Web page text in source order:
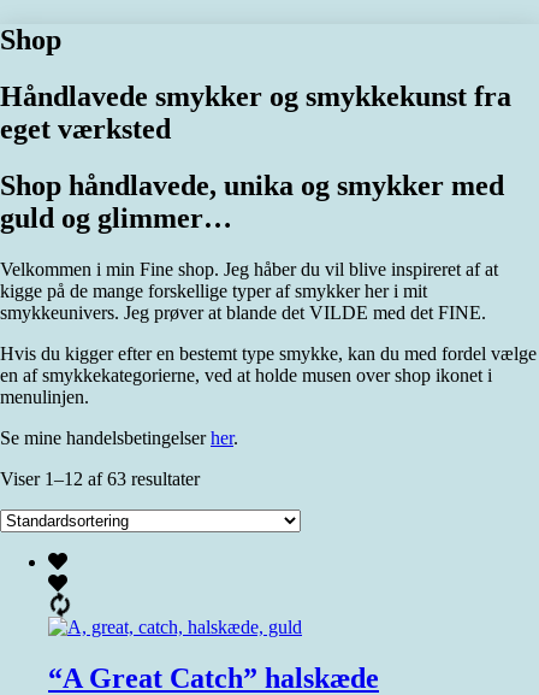
Shop
Håndlavede smykker og smykkekunst fra
eget værksted
Shop håndlavede, unika og smykker med
guld og glimmer…
Velkommen i min Fine shop. Jeg håber du vil blive inspireret af at
kigge på de mange forskellige typer af smykker her i mit
smykkeunivers. Jeg prøver at blande det VILDE med det FINE.
Hvis du kigger efter en bestemt type smykke, kan du med fordel vælge
en af smykkekategorierne, ved at holde musen over shop ikonet i
menulinjen.
Se mine handelsbetingelserher.
Viser 1–12 af 63 resultater
“A Great Catch” halskæde